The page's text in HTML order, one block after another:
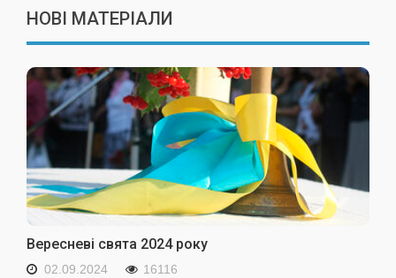
НОВІ МАТЕРІАЛИ
Вересневі свята 2024 року
02.09.2024 16116